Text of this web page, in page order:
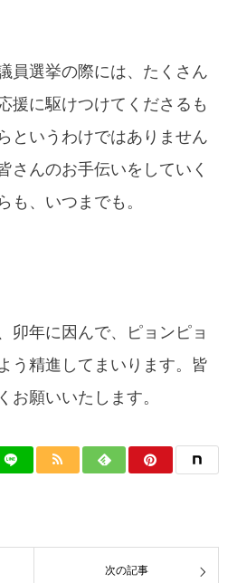
員選挙の際には、たくさん
援に駆けつけてくださるも
というわけではありません
さんのお手伝いをしていく
も、いつまでも。
卯年に因んで、ピョンピョ
う精進してまいります。皆
お願いいたします。
次の記事